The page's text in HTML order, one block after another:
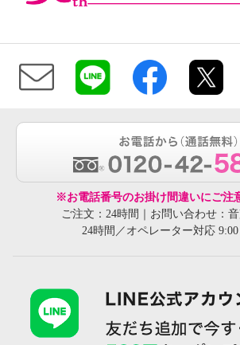
※お電話番号のお掛け間違いにご注
ご注文：24時間｜お問い合わせ：
24時間／オペレーター対応 9:00